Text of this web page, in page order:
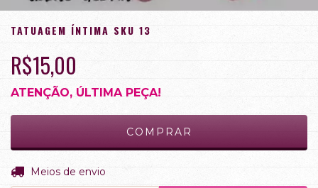
TATUAGEM ÍNTIMA SKU 13
R$15,00
ATENÇÃO, ÚLTIMA PEÇA!
Entregas para o CEP:
Meios de envio